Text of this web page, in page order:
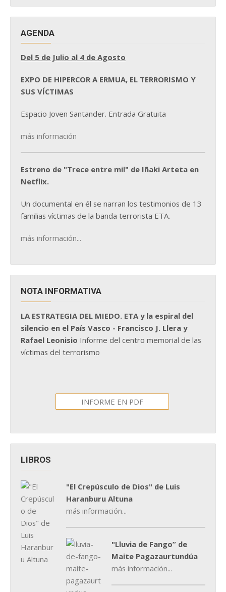
AGENDA
Del 5 de Julio al 4 de Agosto
EXPO DE HIPERCOR A ERMUA, EL TERRORISMO Y
SUS VÍCTIMAS
Espacio Joven Santander. Entrada Gratuita
más información
Estreno de "Trece entre mil" de Iñaki Arteta en
Netflix.
Un documental en él se narran los testimonios de 13
familias víctimas de la banda terrorista ETA.
más información...
NOTA INFORMATIVA
LA ESTRATEGIA DEL MIEDO. ETA y la espiral del
silencio en el País Vasco - Francisco J. Llera y
Rafael Leonisio Informe del centro memorial de las
víctimas del terrorismo
INFORME EN PDF
LIBROS
"El Crepúsculo de Dios" de Luis
Haranburu Altuna
más información...
"Lluvia de Fango” de
Maite Pagazaurtundúa
más información...